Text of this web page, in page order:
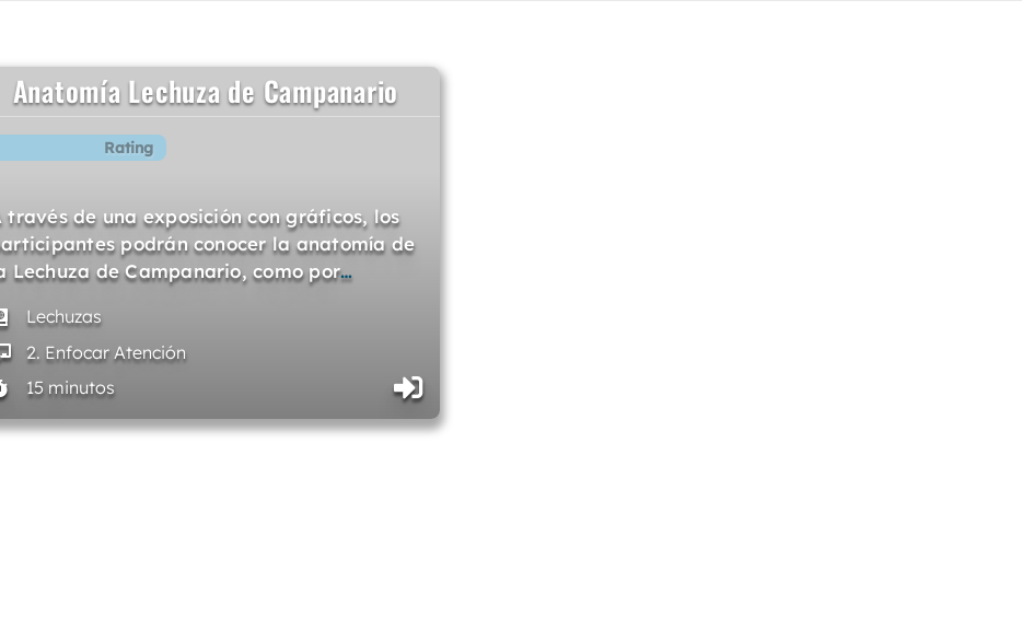
Anatomía Lechuza de Campanario
Rating
través de una exposición con gráficos, los
podrán conocer la anatomía de
Lechuza de Campanario, como por…
Lechuzas
2. Enfocar Atención
15 minutos